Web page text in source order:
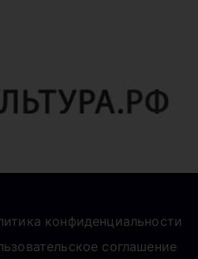
конфиденциальности
соглашение